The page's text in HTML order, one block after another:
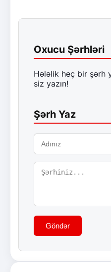
Oxucu Şərhləri
Hələlik heç bir şərh
siz yazın!
Şərh Yaz
Göndər